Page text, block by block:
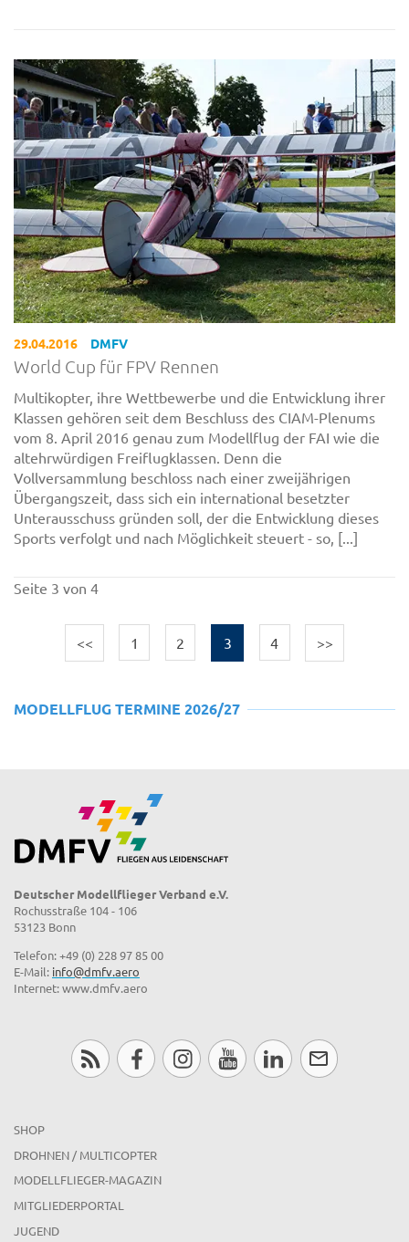
29.04.2016 DMFV
World Cup für FPV Rennen
Multikopter, ihre Wettbewerbe und die Entwicklung ihrer
Klassen gehören seit dem Beschluss des CIAM-Plenums
vom 8. April 2016 genau zum Modellflug der FAI wie die
altehrwürdigen Freiflugklassen. Denn die
Vollversammlung beschloss nach einer zweijährigen
Übergangszeit, dass sich ein international besetzter
Unterausschuss gründen soll, der die Entwicklung dieses
Sports verfolgt und nach Möglichkeit steuert - so, [...]
Seite 3 von 4
<< 1 2 3 4 >>
MODELLFLUG TERMINE 2026/27
Deutscher Modellflieger Verband e.V.
Rochusstraße 104 - 106
53123 Bonn
Telefon: +49 (0) 228 97 85 00
E-Mail: info@dmfv.aero
Internet: www.dmfv.aero
SHOP
DROHNEN / MULTICOPTER
MODELLFLIEGER-MAGAZIN
MITGLIEDERPORTAL
JUGEND